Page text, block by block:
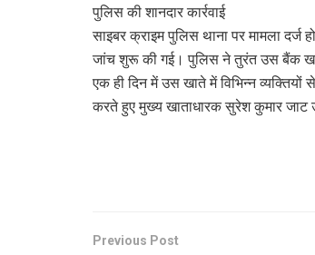
पुलिस की शानदार कार्रवाई
साइबर क्राइम पुलिस थाना पर मामला
जांच शुरू की गई। पुलिस ने तुरंत उस बैंक
एक ही दिन में उस खाते में विभिन्न
करते हुए मुख्य खाताधारक सुरेश कुमार जाट
Previous Post